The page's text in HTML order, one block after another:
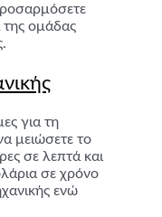
της ομάδας
για τη
μειώσετε το
σε λεπτά και
σε χρόνο
ενώ